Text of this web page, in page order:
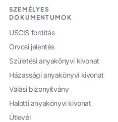
SZEMÉLYES
DOKUMENTUMOK
USCIS fordítás
Orvosi jelentés
Születési anyakönyvi kivonat
Házassági anyakönyvi kivonat
Válási bizonyítvány
Halotti anyakönyvi kivonat
Útlevél